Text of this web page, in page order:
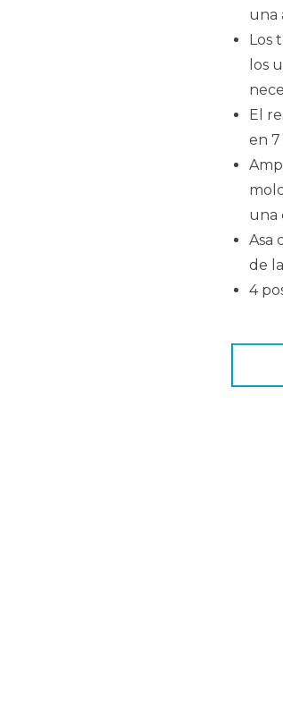
una
Los
los
El
en 7
una
Asa
de
4